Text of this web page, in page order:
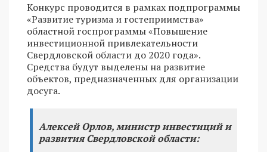
Конкурс проводится в рамках подпрограммы
«Развитие туризма и гостеприимства»
областной госпрограммы «Повышение
инвестиционной привлекательности
Свердловской области до 2020 года».
Средства будут выделены на развитие
объектов, предназначенных для организации
досуга.
Алексей Орлов, министр инвестиций и
развития Свердловской области: